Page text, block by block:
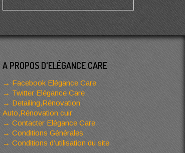
A PROPOS D'ELÉGANCE CARE
Facebook Elégance Care
Twitter Elégance Care
Detailing,Rénovation
Auto,Rénovation cuir
Contacter Elégance Care
Conditions Générales
Conditions d’utilisation du site